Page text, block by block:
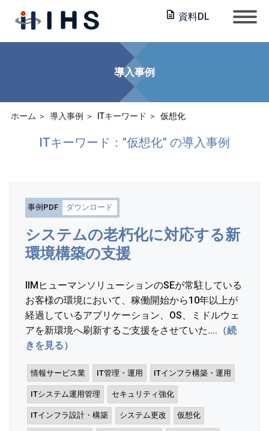
資料DL
導入事例
ホーム 導入事例 ITキーワード 仮想化
ITキーワード："仮想化" の導入事例
事例PDF ダウンロード
システムの老朽化に対応する新
環境構築の支援
IIMヒューマンソリューションのSEが常駐している
お客様の環境において、稼働開始から10年以上が
経過しているアプリケーション、OS、ミドルウェ
アを新環境へ刷新するご支援をさせていた.... （続
きを見る）
情報サービス業 IT管理・運用 ITインフラ構築・運用
ITシステム運用管理 セキュリティ強化
ITインフラ設計・構築 システム更改 仮想化